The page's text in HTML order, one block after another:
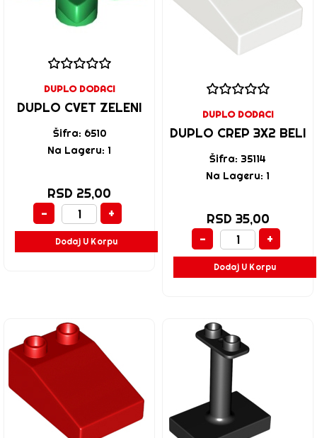
DUPLO DODACI
DUPLO CVET ZELENI
Šifra: 6510
Na Lageru: 1
RSD 25,00
-
+
Dodaj U Korpu
DUPLO DODACI
DUPLO CREP 3X2 BELI
Šifra: 35114
Na Lageru: 1
RSD 35,00
-
+
Dodaj U Korpu